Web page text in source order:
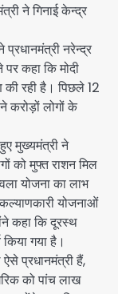
ने गिनाई केन्द्र
नरेन्द्र
पर कहा कि मोदी
की रही है। पिछले 12
करोड़ों लोगों के
मुख्यमंत्री ने
को मुफ्त राशन मिल
योजना का लाभ
योजनाओं
कहा कि दूरस्थ
गया है।
प्रधानमंत्री हैं,
को पांच लाख